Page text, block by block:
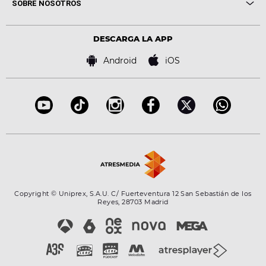
Locutores Europa FM
Virales
SOBRE NOSOTROS
Bases de concursos
DESCARGA LA APP
Android iOS
Copyright © Uniprex, S.A.U. C/ Fuerteventura 12 San Sebastián de los
Reyes, 28703 Madrid